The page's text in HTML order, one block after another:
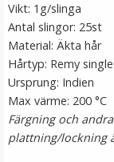
Vikt: 1g/slinga
Antal slingor: 25st
Material: Äkta hår
Hårtyp: Remy
Ursprung: Indien
Max värme: 200 °C
Färgning och
plattning/lockning